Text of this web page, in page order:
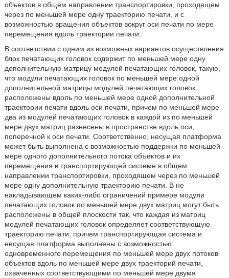
объектов в общем направлении транспортировки, проходящем
через по меньшей мере одну траекторию печати, и с
возможностью вращения объектов вокруг оси печати по мере
перемещения вдоль траектории печати.
В соответствии с одним из возможных вариантов осуществления
блок печатающих головок содержит по меньшей мере одну
дополнительную матрицу модулей печатающих головок, такую,
что модули печатающих головок по меньшей мере одной
дополнительной матрицы модулей печатающих головок
расположены вдоль по меньшей мере одной дополнительной
траектории печати вдоль оси печати, причем по меньшей мере
два из модулей печатающих головок в каждой из по меньшей
мере двух матриц разнесены в пространстве вдоль оси,
поперечной к оси печати. Соответственно, несущая платформа
может быть выполнена с возможностью поддержки по меньшей
мере одного дополнительного потока объектов и их
перемещения в транспортирующей системе в общем
направлении транспортировки, проходящем через по меньшей
мере одну дополнительную траекторию печати. В не
накладывающем каких-либо ограничений примере модули
печатающих головок по меньшей мере двух матриц могут быть
расположены в общей плоскости так, что каждая из матриц
модулей печатающих головок определяет соответствующую
траекторию печати, причем транспортирующая система и
несущая платформа выполнены с возможностью
одновременного перемещения по меньшей мере двух потоков
объектов вдоль по меньшей мере двух траекторий печати,
охваченных соответствующими по меньшей мере двумя